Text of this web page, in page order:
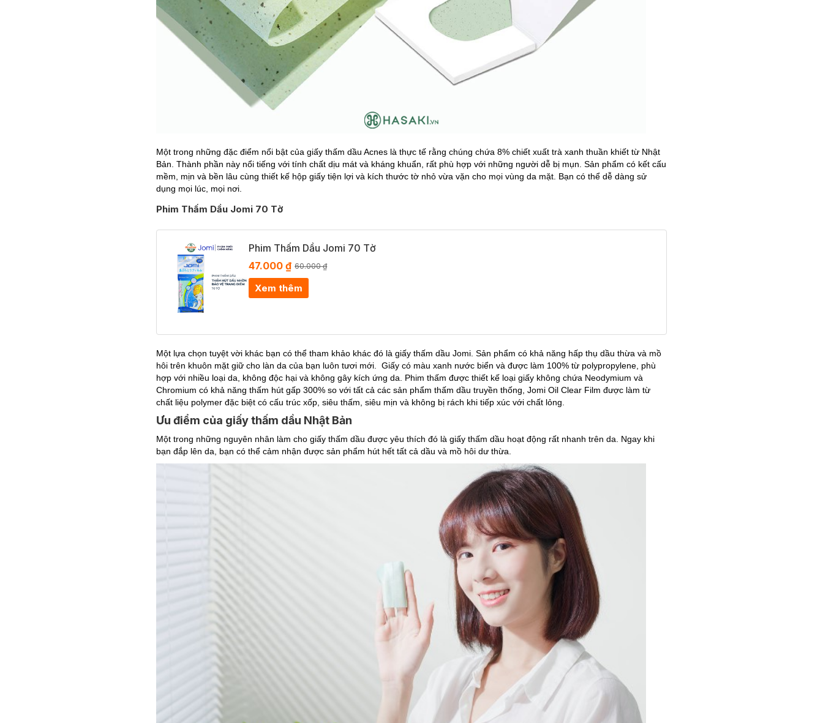
Một trong những đặc điểm nổi bật của giấy thấm dầu Acnes là thực tế rằng chúng chứa 8% chiết xuất trà xanh thuần khiết từ Nhật
Bản. Thành phần này nổi tiếng với tính chất dịu mát và kháng khuẩn, rất phù hợp với những người dễ bị mụn. Sản phẩm có kết cấu
mềm, mịn và bền lâu cùng thiết kế hộp giấy tiện lợi và kích thước tờ nhỏ vừa vặn cho mọi vùng da mặt. Bạn có thể dễ dàng sử
dụng mọi lúc, mọi nơi.
Phim Thấm Dầu Jomi 70 Tờ
Phim Thấm Dầu Jomi 70 Tờ
47.000 ₫ 60.000 ₫
Xem thêm
Một lựa chọn tuyệt vời khác bạn có thể tham khảo khác đó là giấy thấm dầu Jomi. Sản phẩm có khả năng hấp thụ dầu thừa và mồ
hôi trên khuôn mặt giữ cho làn da của bạn luôn tươi mới. Giấy có màu xanh nước biển và được làm 100% từ polypropylene, phù
hợp với nhiều loại da, không độc hại và không gây kích ứng da. Phim thấm được thiết kế loại giấy không chứa Neodymium và
Chromium có khả năng thấm hút gấp 300% so với tất cả các sản phẩm thấm dầu truyền thống, Jomi Oil Clear Film được làm từ
chất liệu polymer đặc biệt có cấu trúc xốp, siêu thấm, siêu mịn và không bị rách khi tiếp xúc với chất lỏng.
Ưu điểm của giấy thấm dầu Nhật Bản
Một trong những nguyên nhân làm cho giấy thấm dầu được yêu thích đó là giấy thấm dầu hoạt động rất nhanh trên da. Ngay khi
bạn đắp lên da, bạn có thể cảm nhận được sản phẩm hút hết tất cả dầu và mồ hôi dư thừa.